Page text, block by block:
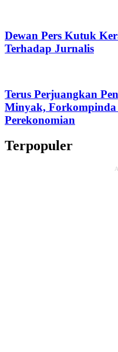
Dewan Pers Kutuk
Terhadap Jurnalis
Terus Perjuangkan
Minyak, Forkompinda
Perekonomian
Terpopuler